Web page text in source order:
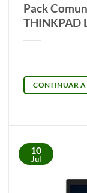
Pack
THINKPAD
CONTINUAR A
10
Jul